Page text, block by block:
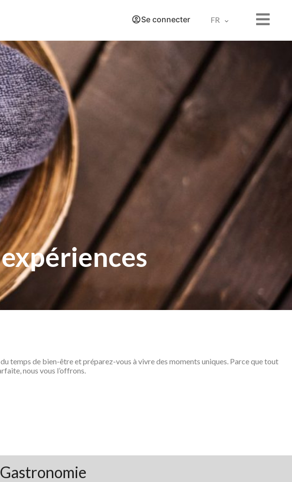
Se connecter FR
temps de bien-être et préparez-vous à vivre des moments uniques. Parce que tout
nous vous l’offrons.
Gastronomie